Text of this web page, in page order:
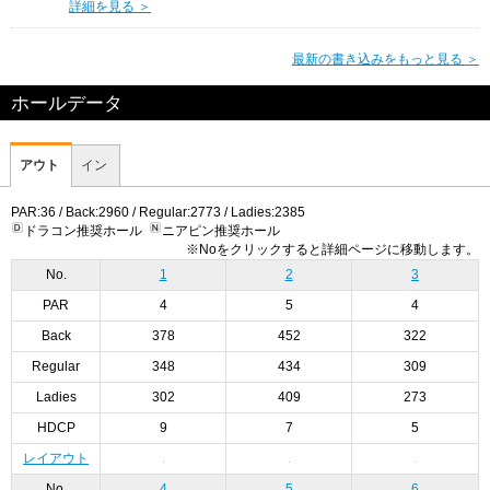
詳細を見る ＞
最新の書き込みをもっと見る ＞
ホールデータ
アウト イン
PAR:36 / Back:2960 / Regular:2773 / Ladies:2385
ドラコン推奨ホール
ニアピン推奨ホール
※Noをクリックすると詳細ページに移動します。
No.
1 2 3
PAR 4 5 4
Back 378 452 322
Regular 348 434 309
Ladies 302 409 273
HDCP 9 7 5
レイアウト